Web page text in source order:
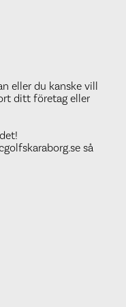
eller du kanske vill
ditt företag eller
så